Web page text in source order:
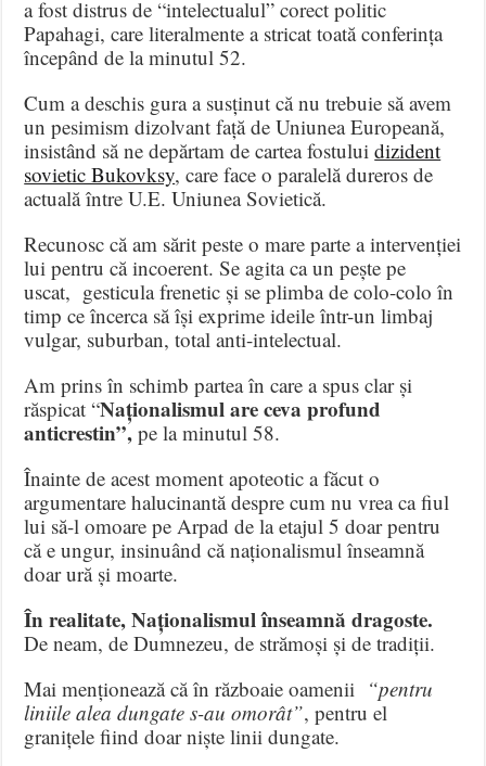
a fost distrus de “intelectualul” corect politic
Papahagi, care literalmente a stricat toată conferința
începând de la minutul 52.
Cum a deschis gura a susținut că nu trebuie să avem
un pesimism dizolvant față de Uniunea Europeană,
insistând să ne depărtam de cartea fostuluidizident
sovietic Bukovksy, care face o paralelă dureros de
actuală între U.E. Uniunea Sovietică.
Recunosc că am sărit peste o mare parte a intervenției
lui pentru că incoerent. Se agita ca un pește pe
uscat, gesticula frenetic și se plimba de colo-colo în
timp ce încerca să își exprime ideile într-un limbaj
vulgar, suburban, total anti-intelectual.
Am prins în schimb partea în care a spus clar și
răspicat “Naționalismul are ceva profund
anticrestin”,pe la minutul 58.
Înainte de acest moment apoteotic a făcut o
argumentare halucinantă despre cum nu vrea ca fiul
lui să-l omoare pe Arpad de la etajul 5 doar pentru
că e ungur, insinuând că naționalismul înseamnă
doar ură și moarte.
În realitate, Naționalismul înseamnă dragoste.
De neam, de Dumnezeu, de strămoși și de tradiții.
Mai menționează că în războaie oamenii “pentru
liniile alea dungate s-au omorât”, pentru el
granițele fiind doar niște linii dungate.